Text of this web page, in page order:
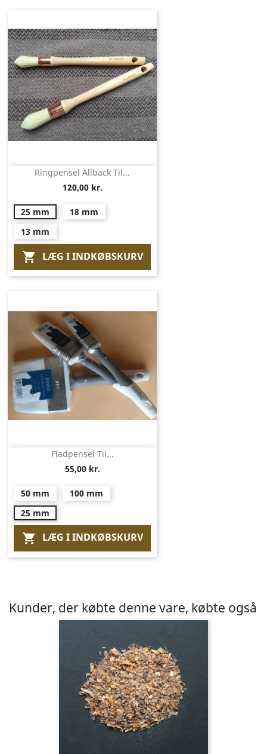
Ringpensel Allbäck Til...
120,00 kr.
25 mm
18 mm
13 mm
 LÆG I INDKØBSKURV
Fladpensel Til...
55,00 kr.
50 mm
100 mm
25 mm
 LÆG I INDKØBSKURV
Kunder, der købte denne vare, købte også